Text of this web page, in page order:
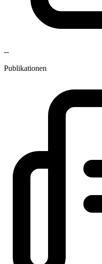
--
Publikationen